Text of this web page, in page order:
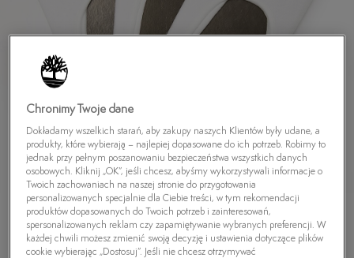
TIMBERLAND SKARPETY SAGAMORE BEACH
INVISIBLE SOCK
Chronimy Twoje dane
Dokładamy wszelkich starań, aby zakupy naszych Klientów były udane, a
produkty, które wybierają – najlepiej dopasowane do ich potrzeb. Robimy to
jednak przy pełnym poszanowaniu bezpieczeństwa wszystkich danych
osobowych. Kliknij „OK”, jeśli chcesz, abyśmy wykorzystywali informacje o
Twoich zachowaniach na naszej stronie do przygotowania
personalizowanych specjalnie dla Ciebie treści, w tym rekomendacji
produktów dopasowanych do Twoich potrzeb i zainteresowań,
spersonalizowanych reklam czy zapamiętywanie wybranych preferencji. W
każdej chwili możesz zmienić swoją decyzję i ustawienia dotyczące plików
cookie wybierając „Dostosuj”. Jeśli nie chcesz otrzymywać